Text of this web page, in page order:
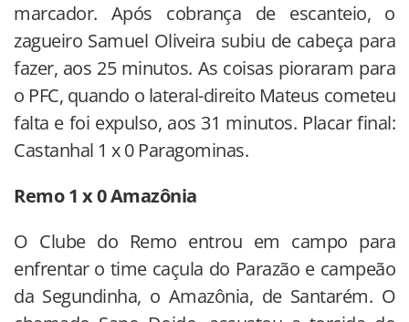
marcador. Após cobrança de escanteio, o
zagueiro Samuel Oliveira subiu de cabeça para
fazer, aos 25 minutos. As coisas pioraram para
o PFC, quando o lateral-direito Mateus cometeu
falta e foi expulso, aos 31 minutos. Placar final:
Castanhal 1 x 0 Paragominas.
Remo 1 x 0 Amazônia
O Clube do Remo entrou em campo para
enfrentar o time caçula do Parazão e campeão
da Segundinha, o Amazônia, de Santarém. O